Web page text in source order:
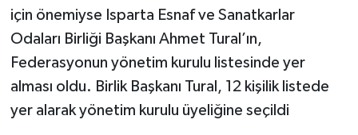
için önemiyse Isparta Esnaf ve Sanatkarlar
Odaları Birliği Başkanı Ahmet Tural’ın,
Federasyonun yönetim kurulu listesinde yer
alması oldu. Birlik Başkanı Tural, 12 kişilik listede
yer alarak yönetim kurulu üyeliğine seçildi